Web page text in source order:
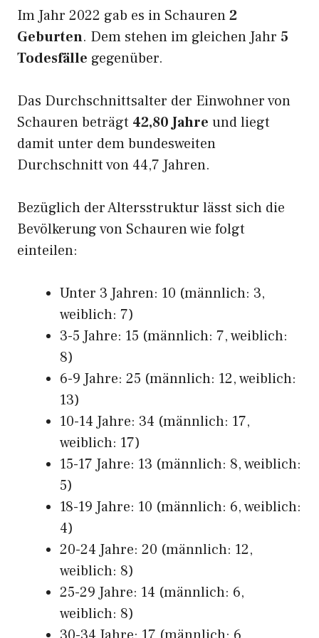
Im Jahr 2022 gab es in Schauren2
Geburten. Dem stehen im gleichen Jahr 5
Todesfälle gegenüber.
Das Durchschnittsalter der Einwohner von
Schauren beträgt 42,80 Jahre und liegt
damit unter dem bundesweiten
Durchschnitt von 44,7 Jahren.
Bezüglich der Altersstruktur lässt sich die
Bevölkerung von Schauren wie folgt
einteilen:
Unter 3 Jahren: 10 (männlich: 3,
weiblich: 7)
3-5 Jahre: 15 (männlich: 7, weiblich:
8)
6-9 Jahre: 25 (männlich: 12, weiblich:
13)
10-14 Jahre: 34 (männlich: 17,
weiblich: 17)
15-17 Jahre: 13 (männlich: 8, weiblich:
5)
18-19 Jahre: 10 (männlich: 6, weiblich:
4)
20-24 Jahre: 20 (männlich: 12,
weiblich: 8)
25-29 Jahre: 14 (männlich: 6,
weiblich: 8)